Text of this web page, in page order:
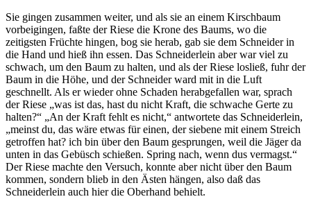
Sie gingen zusammen weiter, und als sie an einem Kirschbaum
vorbeigingen, faßte der Riese die Krone des Baums, wo die
zeitigsten Früchte hingen, bog sie herab, gab sie dem Schneider in
die Hand und hieß ihn essen. Das Schneiderlein aber war viel zu
schwach, um den Baum zu halten, und als der Riese losließ, fuhr der
Baum in die Höhe, und der Schneider ward mit in die Luft
geschnellt. Als er wieder ohne Schaden herabgefallen war, sprach
der Riese „was ist das, hast du nicht Kraft, die schwache Gerte zu
halten?“ „An der Kraft fehlt es nicht,“ antwortete das Schneiderlein,
„meinst du, das wäre etwas für einen, der siebene mit einem Streich
getroffen hat? ich bin über den Baum gesprungen, weil die Jäger da
unten in das Gebüsch schießen. Spring nach, wenn dus vermagst.“
Der Riese machte den Versuch, konnte aber nicht über den Baum
kommen, sondern blieb in den Ästen hängen, also daß das
Schneiderlein auch hier die Oberhand behielt.